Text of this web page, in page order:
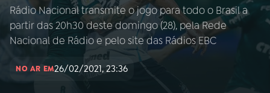
AO VIVO
Rádio Nacional transmite o jogo para todo o Brasil a
partir das 20h30 deste domingo (28), pela Rede
Nacional de Rádio e pelo site das Rádios EBC
NO AR EM26/02/2021, 23:36